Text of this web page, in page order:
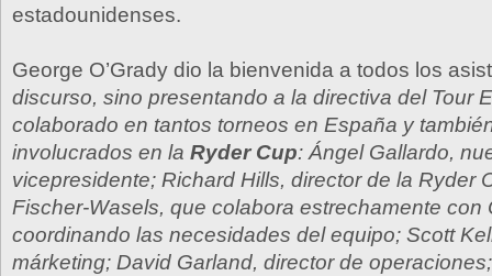
estadounidenses.
George O’Grady dio la bienvenida a todos los
discurso, sino presentando a la directiva del Tour
colaborado en tantos torneos en España y
involucrados en la Ryder Cup: Ángel Gallardo,
vicepresidente; Richard Hills, director de la Ryder
Fischer-Wasels, que colabora estrechamente con
coordinando las necesidades del equipo; Scott
márketing; David Garland, director de